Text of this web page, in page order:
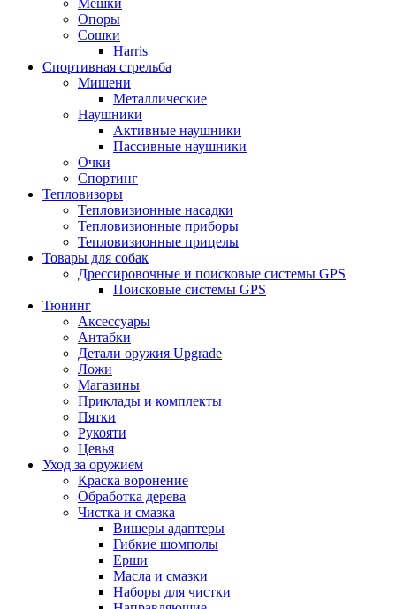
Мешки
Опоры
Сошки
Harris
Спортивная стрельба
Мишени
Металлические
Наушники
Активные наушники
Пассивные наушники
Очки
Спортинг
Тепловизоры
Тепловизионные насадки
Тепловизионные приборы
Тепловизионные прицелы
Товары для собак
Дрессировочные и поисковые системы GPS
Поисковые системы GPS
Тюнинг
Аксессуары
Антабки
Детали оружия Upgrade
Ложи
Магазины
Приклады и комплекты
Пятки
Рукояти
Цевья
Уход за оружием
Краска воронение
Обработка дерева
Чистка и смазка
Вишеры адаптеры
Гибкие шомполы
Ерши
Масла и смазки
Наборы для чистки